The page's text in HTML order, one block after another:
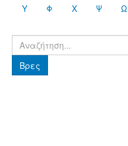
Υ Φ Χ Ψ Ω
Βρες
Βρες